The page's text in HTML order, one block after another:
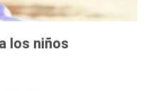
los niños